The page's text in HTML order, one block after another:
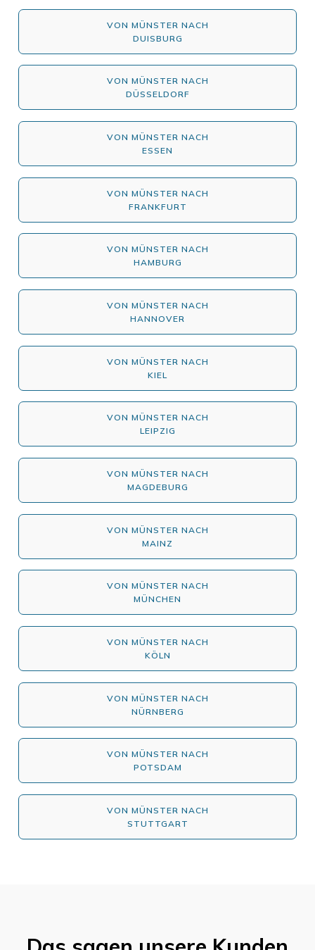
VON MÜNSTER NACH
DUISBURG
VON MÜNSTER NACH
DÜSSELDORF
VON MÜNSTER NACH
ESSEN
VON MÜNSTER NACH
FRANKFURT
VON MÜNSTER NACH
HAMBURG
VON MÜNSTER NACH
HANNOVER
VON MÜNSTER NACH
KIEL
VON MÜNSTER NACH
LEIPZIG
VON MÜNSTER NACH
MAGDEBURG
VON MÜNSTER NACH
MAINZ
VON MÜNSTER NACH
MÜNCHEN
VON MÜNSTER NACH
KÖLN
VON MÜNSTER NACH
NÜRNBERG
VON MÜNSTER NACH
POTSDAM
VON MÜNSTER NACH
STUTTGART